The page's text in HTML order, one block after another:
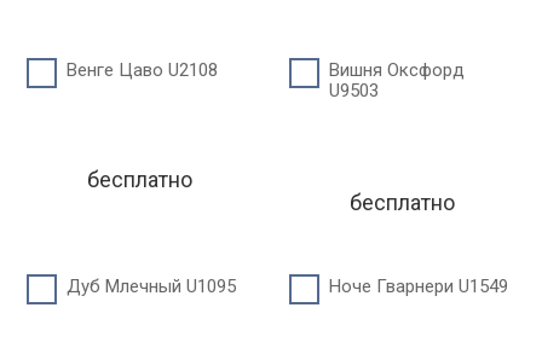
Венге Цаво U2108
бесплатно
Вишня Оксфорд
U9503
бесплатно
Дуб Млечный U1095 Ноче Гварнери U1549